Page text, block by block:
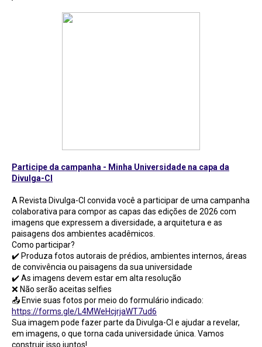
Participe da campanha - Minha Universidade na capa da
Divulga-CI
A Revista Divulga-CI convida você a participar de uma campanha
colaborativa para compor as capas das edições de 2026 com
imagens que expressem a diversidade, a arquitetura e as
paisagens dos ambientes acadêmicos.
Como participar?
✔️ Produza fotos autorais de prédios, ambientes internos, áreas
de convivência ou paisagens da sua universidade
✔️ As imagens devem estar em alta resolução
❌ Não serão aceitas selfies
📤 Envie suas fotos por meio do formulário indicado:
https://forms.gle/L4MWeHcjrjaWT7ud6
Sua imagem pode fazer parte da Divulga-CI e ajudar a revelar,
em imagens, o que torna cada universidade única. Vamos
construir isso juntos!